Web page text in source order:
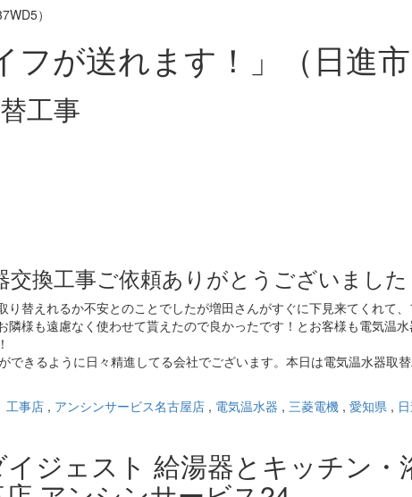
フが送れます！」（日進市
工事
交換工事ご依頼ありがとうございました
り替えれるか不安とのことでしたが増田さんがすぐに下見来てくれて
様も遠慮なく使わせて貰えたので良かったです！とお客様も電気温
できるように日々精進してる会社でございます。本日は電気温水器取
工事店 , アンシンサービス名古屋店 , 電気温水器 , 三菱電機 , 愛知県 ,
ジェスト 給湯器とキッチン・